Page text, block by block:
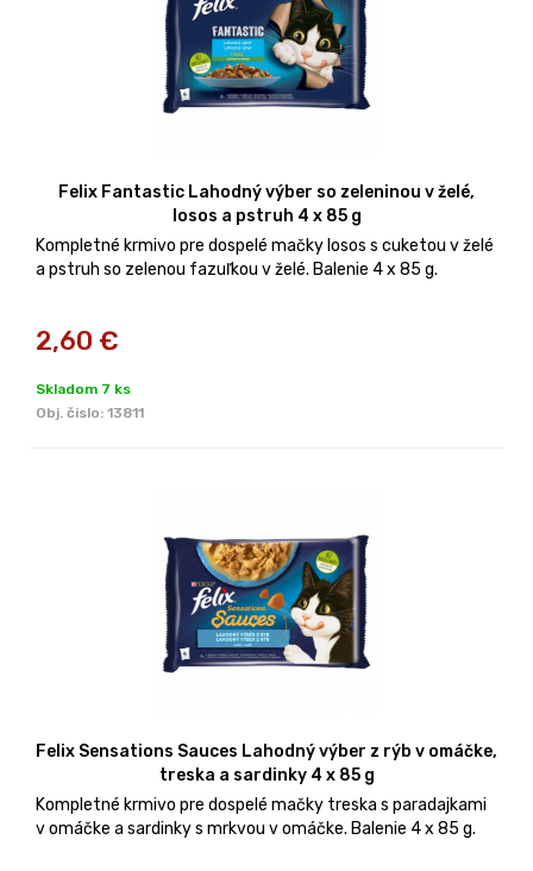
Felix Fantastic Lahodný výber so zeleninou v želé,
losos a pstruh 4 x 85 g
Kompletné krmivo pre dospelé mačky losos s cuketou v želé
a pstruh so zelenou fazuľkou v želé. Balenie 4 x 85 g.
2,60 €
Skladom 7 ks
Obj. čislo: 13811
Felix Sensations Sauces Lahodný výber z rýb v omáčke,
treska a sardinky 4 x 85 g
Kompletné krmivo pre dospelé mačky treska s paradajkami
v omáčke a sardinky s mrkvou v omáčke. Balenie 4 x 85 g.